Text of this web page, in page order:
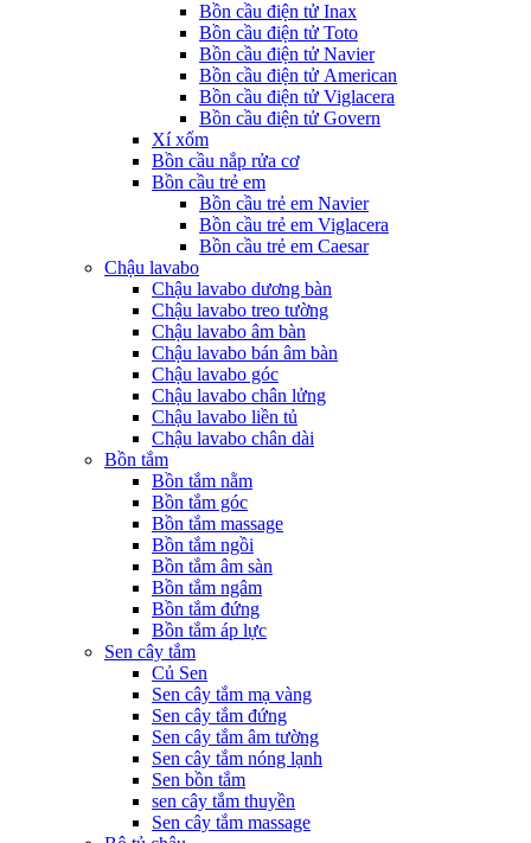
Bồn cầu điện tử Inax
Bồn cầu điện tử Toto
Bồn cầu điện tử Navier
Bồn cầu điện tử American
Bồn cầu điện tử Viglacera
Bồn cầu điện tử Govern
Xí xổm
Bồn cầu nắp rửa cơ
Bồn cầu trẻ em
Bồn cầu trẻ em Navier
Bồn cầu trẻ em Viglacera
Bồn cầu trẻ em Caesar
Chậu lavabo
Chậu lavabo dương bàn
Chậu lavabo treo tường
Chậu lavabo âm bàn
Chậu lavabo bán âm bàn
Chậu lavabo góc
Chậu lavabo chân lửng
Chậu lavabo liền tủ
Chậu lavabo chân dài
Bồn tắm
Bồn tắm nằm
Bồn tắm góc
Bồn tắm massage
Bồn tắm ngồi
Bồn tắm âm sàn
Bồn tắm ngâm
Bồn tắm đứng
Bồn tắm áp lực
Sen cây tắm
Củ Sen
Sen cây tắm mạ vàng
Sen cây tắm đứng
Sen cây tắm âm tường
Sen cây tắm nóng lạnh
Sen bồn tắm
sen cây tắm thuyền
Sen cây tắm massage